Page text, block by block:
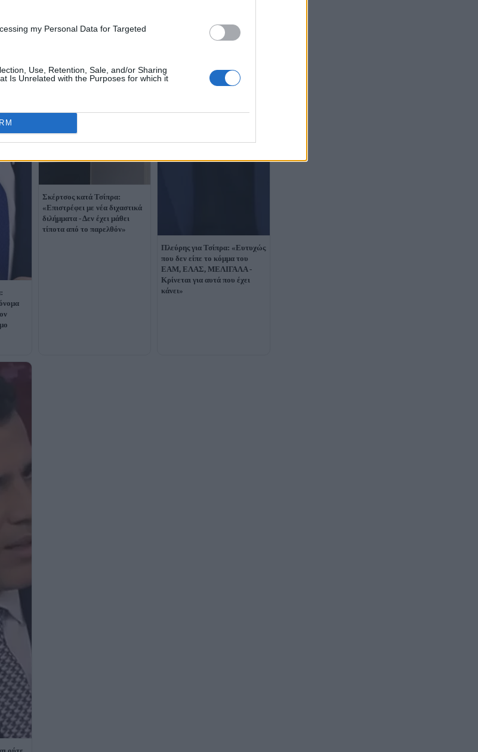
my Personal Data for Targeted
Use, Retention, Sale, and/or Sharing
Is Unrelated with the Purposes for which it
Σκέρτσος κατά Τσίπρα:
«Επιστρέφει με νέα διχαστικά
διλήμματα - Δεν έχει μάθει
τίποτα από το παρελθόν»
Πλεύρης για Τσίπρα: «Ευτυχώς
που δεν είπε το κόμμα του
ΕΑΜ, ΕΛΑΣ, ΜΕΛΙΓΑΛΑ -
Κρίνεται για αυτά που έχει
κάνει»